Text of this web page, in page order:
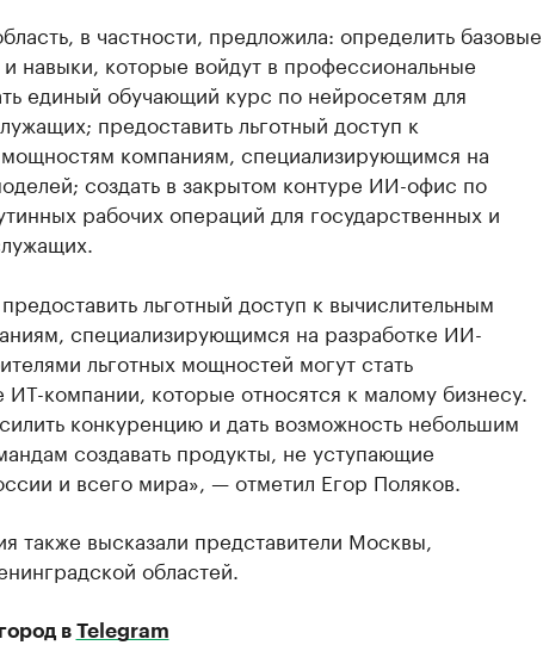
в частности, предложила: определить базовые
навыки, которые войдут в профессиональные
единый обучающий курс по нейросетям для
предоставить льготный доступ к
компаниям, специализирующимся на
создать в закрытом контуре ИИ-офис по
рабочих операций для государственных и
льготный доступ к вычислительным
специализирующимся на разработке ИИ-
льготных мощностей могут стать
ИТ-компании, которые относятся к малому бизнесу.
конкуренцию и дать возможность небольшим
создавать продукты, не уступающие
и всего мира», — отметил Егор Поляков.
также высказали представители Москвы,
областей.
в Telegram